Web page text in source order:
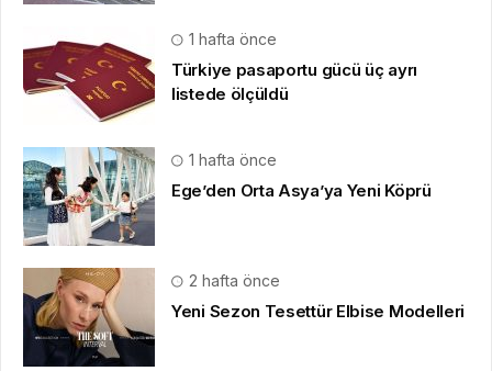
1 hafta önce
Türkiye pasaportu gücü üç ayrı
listede ölçüldü
1 hafta önce
Ege’den Orta Asya’ya Yeni Köprü
2 hafta önce
Yeni Sezon Tesettür Elbise Modelleri